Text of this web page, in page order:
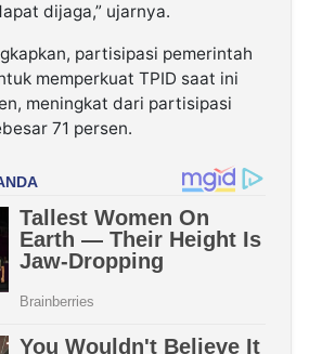
dijaga,” ujarnya.
partisipasi pemerintah
memperkuat TPID saat ini
meningkat dari partisipasi
71 persen.